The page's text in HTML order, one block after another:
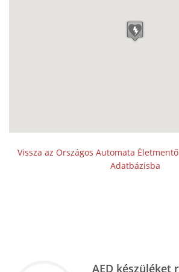
Vissza az Országos Automata
Adatbázisba
AED készüléket